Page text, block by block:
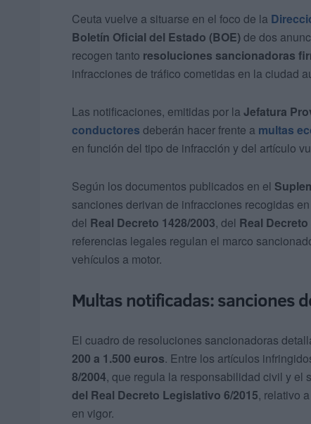
Ceuta vuelve a situarse en el foco de la
Boletín Oficial del Estado (BOE)de dos
recogen tanto resoluciones sancionadoras
infracciones de tráfico cometidas en la ciudad
Las notificaciones, emitidas por la Jefatura
conductores deberán hacer frente a multas
en función del tipo de infracción y del artículo
Según los documentos publicados en el
sanciones derivan de infracciones recogidas
del Real Decreto 1428/2003, del Real Decreto
referencias legales regulan el marco
vehículos a motor.
Multas notificadas: sanciones
El cuadro de resoluciones sancionadoras
200 a 1.500 euros. Entre los artículos
8/2004, que regula la responsabilidad civil y el
del Real Decreto Legislativo 6/2015, relativo
en vigor.